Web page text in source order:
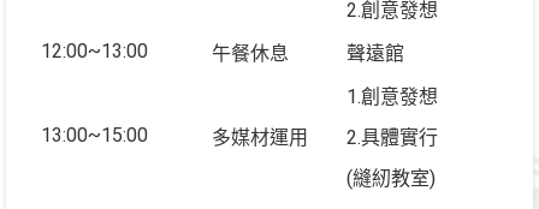
2.創意發想
12:00~13:00
午餐休息 聲遠館
13:00~15:00 多媒材運用
1.創意發想
2.具體實行
(縫紉教室)